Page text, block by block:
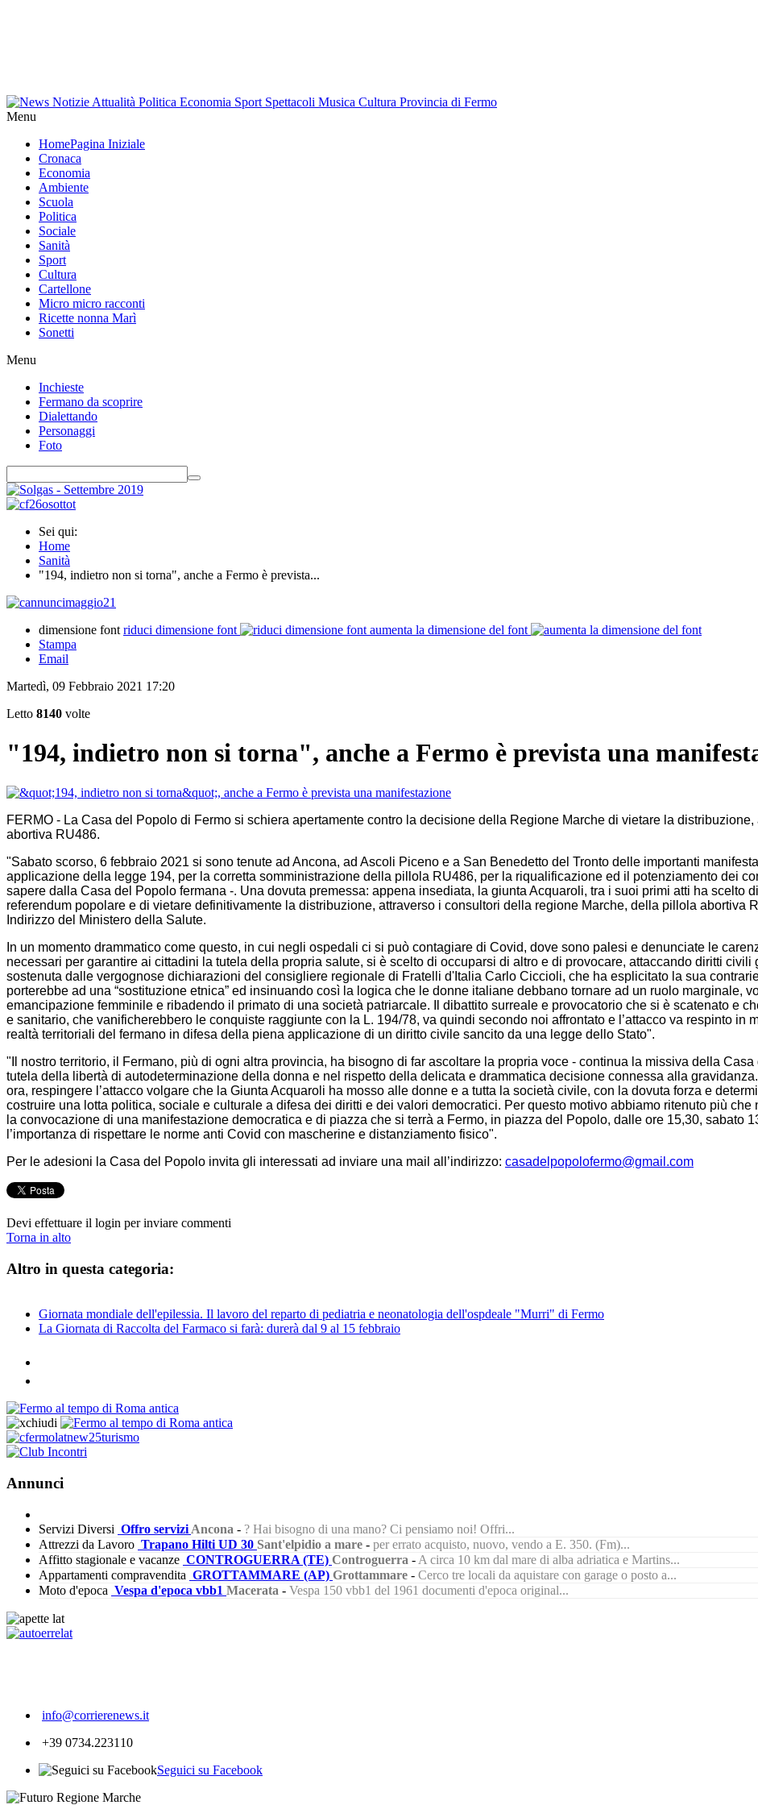
Menu
HomePagina Iniziale
Cronaca
Economia
Ambiente
Scuola
Politica
Sociale
Sanità
Sport
Cultura
Cartellone
Micro micro racconti
Ricette nonna Marì
Sonetti
Menu
Inchieste
Fermano da scoprire
Dialettando
Personaggi
Foto
Sei qui:
Home
Sanità
"194, indietro non si torna", anche a Fermo è prevista...
dimensione font riduci dimensione font
aumenta la dimensione del font
Stampa
Email
Martedì, 09 Febbraio 2021 17:20
Letto 8140 volte
"194, indietro non si torna", anche a Fermo è prevista una
FERMO - La Casa del Popolo di Fermo si schiera apertamente contro la decisione della Regione Marche di vietare la
abortiva RU486.
"Sabato scorso, 6 febbraio 2021 si sono tenute ad Ancona, ad Ascoli Piceno e a San Benedetto del Tronto delle importanti
applicazione della legge 194, per la corretta somministrazione della pillola RU486, per la riqualificazione ed il potenziamento dei
sapere dalla Casa del Popolo fermana -. Una dovuta premessa: appena insediata, la giunta Acquaroli, tra i suoi primi atti ha scelto
referendum popolare e di vietare definitivamente la distribuzione, attraverso i consultori della regione Marche, della pillola abortiva
Indirizzo del Ministero della Salute.
In un momento drammatico come questo, in cui negli ospedali ci si può contagiare di Covid, dove sono palesi e denunciate le
necessari per garantire ai cittadini la tutela della propria salute, si è scelto di occuparsi di altro e di provocare, attaccando diritti
sostenuta dalle vergognose dichiarazioni del consigliere regionale di Fratelli d'Italia Carlo Ciccioli, che ha esplicitato la sua
porterebbe ad una “sostituzione etnica” ed insinuando così la logica che le donne italiane debbano tornare ad un ruolo marginale,
emancipazione femminile e ribadendo il primato di una società patriarcale. Il dibattito surreale e provocatorio che si è scatenato e
e sanitario, che vanificherebbero le conquiste raggiunte con la L. 194/78, va quindi secondo noi affrontato e l’attacco va respinto in
realtà territoriali del fermano in difesa della piena applicazione di un diritto civile sancito da una legge dello Stato".
"Il nostro territorio, il Fermano, più di ogni altra provincia, ha bisogno di far ascoltare la propria voce - continua la missiva della
tutela della libertà di autodeterminazione della donna e nel rispetto della delicata e drammatica decisione connessa alla
ora, respingere l’attacco volgare che la Giunta Acquaroli ha mosso alle donne e a tutta la società civile, con la dovuta forza e
costruire una lotta politica, sociale e culturale a difesa dei diritti e dei valori democratici. Per questo motivo abbiamo ritenuto più
la convocazione di una manifestazione democratica e di piazza che si terrà a Fermo, in piazza del Popolo, dalle ore 15,30, sabato
l’importanza di rispettare le norme anti Covid con mascherine e distanziamento fisico".
Per le adesioni la Casa del Popolo invita gli interessati ad inviare una mail all’indirizzo: casadelpopolofermo@gmail.com
Devi effettuare il login per inviare commenti
Torna in alto
Altro in questa categoria:
Giornata mondiale dell'epilessia. Il lavoro del reparto di pediatria e neonatologia dell'ospdeale "Murri" di Fermo
La Giornata di Raccolta del Farmaco si farà: durerà dal 9 al 15 febbraio
Annunci
Servizi Diversi Offro servizi Ancona - ? Hai bisogno di una mano? Ci pensiamo noi! Offri...
Attrezzi da Lavoro Trapano Hilti UD 30 Sant'elpidio a mare - per errato acquisto, nuovo, vendo a E. 350. (Fm)...
Affitto stagionale e vacanze CONTROGUERRA (TE) Controguerra - A circa 10 km dal mare di alba adriatica e Martins...
Appartamenti compravendita GROTTAMMARE (AP) Grottammare - Cerco tre locali da aquistare con garage o posto a...
Moto d'epoca Vespa d'epoca vbb1 Macerata - Vespa 150 vbb1 del 1961 documenti d'epoca original...
info@corrierenews.it
+39 0734.223110
Seguici su Facebook